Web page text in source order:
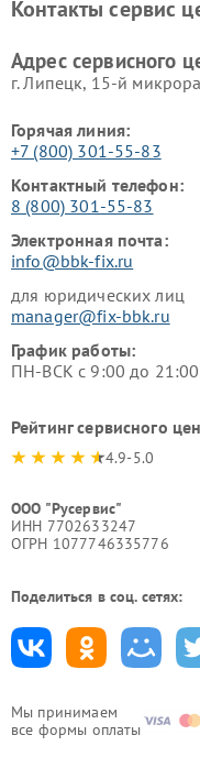
Мы принимаем
все формы оплаты
Ремонт винных шкафов
Контакты сервис
Адрес сервисного
г. Липецк, 15-й
Горячая линия:
+7 (800) 301-55-83
Контактный телефон:
8 (800) 301-55-83
Электронная почта:
info@bbk-fix.ru
для юридических лиц
manager@fix-bbk.ru
График работы:
ПН-ВСК с 9:00 до
Рейтинг сервисного
4.9-5.0
ООО "Русервис"
ИНН 7702633247
ОГРН 1077746335776
Поделиться в соц. сетях: